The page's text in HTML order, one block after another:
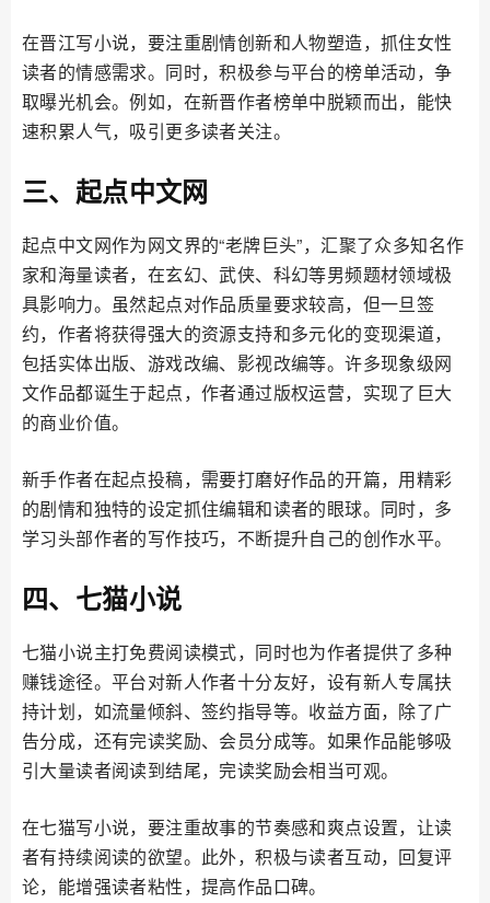
在晋江写小说，要注重剧情创新和人物塑造，抓住女性
读者的情感需求。同时，积极参与平台的榜单活动，争
取曝光机会。例如，在新晋作者榜单中脱颖而出，能快
速积累人气，吸引更多读者关注。
三、起点中文网
起点中文网作为网文界的“老牌巨头”，汇聚了众多知名作
家和海量读者，在玄幻、武侠、科幻等男频题材领域极
具影响力。虽然起点对作品质量要求较高，但一旦签
约，作者将获得强大的资源支持和多元化的变现渠道，
包括实体出版、游戏改编、影视改编等。许多现象级网
文作品都诞生于起点，作者通过版权运营，实现了巨大
的商业价值。
新手作者在起点投稿，需要打磨好作品的开篇，用精彩
的剧情和独特的设定抓住编辑和读者的眼球。同时，多
学习头部作者的写作技巧，不断提升自己的创作水平。
四、七猫小说
七猫小说主打免费阅读模式，同时也为作者提供了多种
赚钱途径。平台对新人作者十分友好，设有新人专属扶
持计划，如流量倾斜、签约指导等。收益方面，除了广
告分成，还有完读奖励、会员分成等。如果作品能够吸
引大量读者阅读到结尾，完读奖励会相当可观。
在七猫写小说，要注重故事的节奏感和爽点设置，让读
者有持续阅读的欲望。此外，积极与读者互动，回复评
论，能增强读者粘性，提高作品口碑。